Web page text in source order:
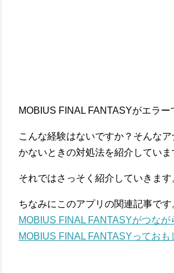
MOBIUS FINAL FANTASYがエラ
こんな経験はないですか？そんな
かないときの対処法を紹介していま
それではさっそく紹介していきます
ちなみにこのアプリの関連記事です
MOBIUS FINAL FANTASYがつな
MOBIUS FINAL FANTASYってお